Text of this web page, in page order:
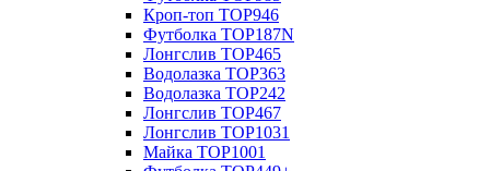
Кроп-топ TOP946
Футболка TOP187N
Лонгслив TOP465
Водолазка TOP363
Водолазка TOP242
Лонгслив TOP467
Лонгслив TOP1031
Майка TOP1001